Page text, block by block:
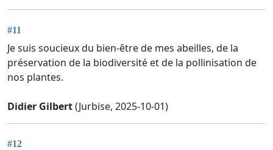
#11
Je suis soucieux du bien-être de mes abeilles, de la
préservation de la biodiversité et de la pollinisation de
nos plantes.
Didier Gilbert(Jurbise, 2025-10-01)
#12